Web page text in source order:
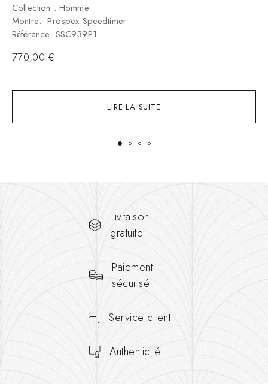
LIRE LA SUITE
Collection : Homme
Montre: Prospex Speedtimer
Référence: SSC939P1
770,00 €
Livraison
gratuite
Paiement
sécurisé
Service client
Authenticité